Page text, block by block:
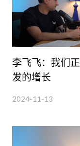
李飞飞：我们
发的增长
2024-11-13